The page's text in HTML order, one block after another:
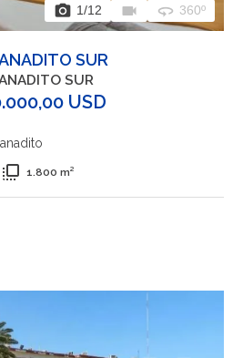
photo_camera 1/12 videocam 360 360º
SUR
SUR
USD
flip_to_front 1.800 m²